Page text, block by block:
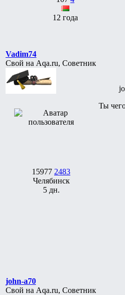
12 года
Vadim74
Свой на Aqa.ru, Советник
15977 2483
Челябинск
5 дн.
Ты
john-a70
Свой на Aqa.ru, Советник